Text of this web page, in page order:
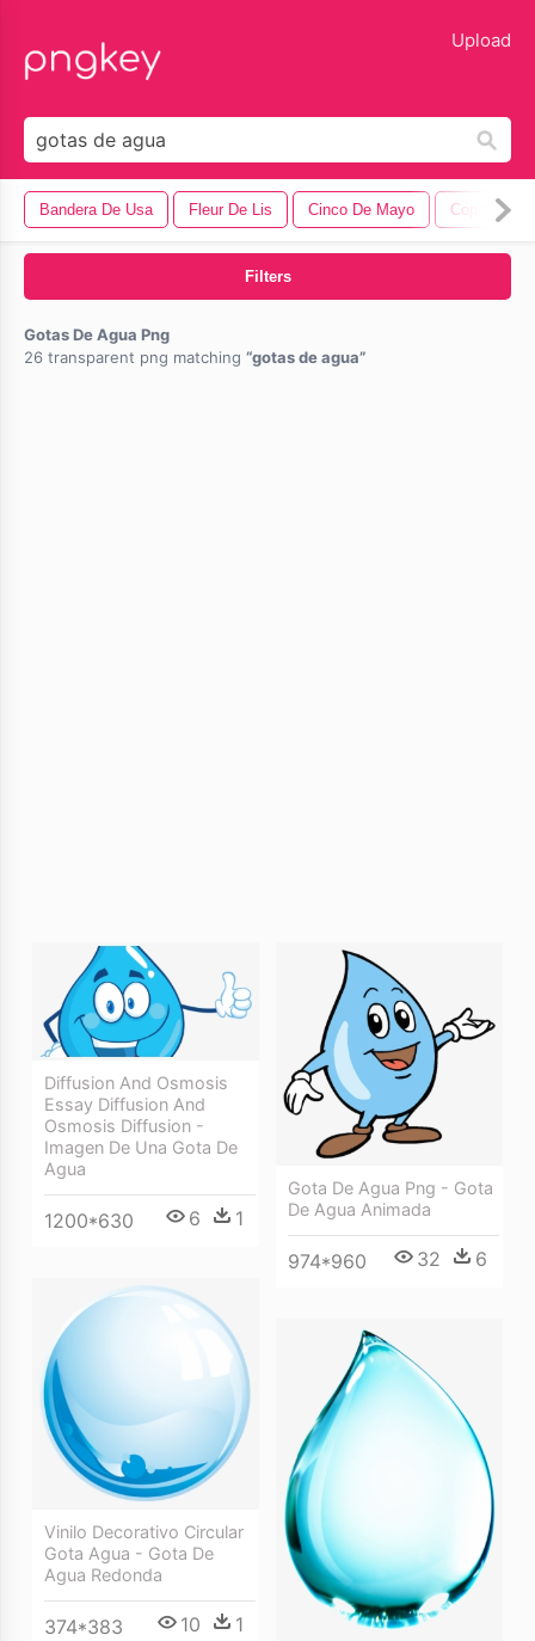
Upload
Bandera De Usa Fleur De Lis Cinco De Mayo Copo De
Filters
Gotas De Agua Png
26 transparent png matching
gotas de agua
Diffusion And Osmosis
Essay Diffusion And
Osmosis Diffusion -
Imagen De Una Gota De
Agua
1200*630 6 1
Gota De Agua Png - Gota
De Agua Animada
974*960 32 6
Vinilo Decorativo Circular
Gota Agua - Gota De
Agua Redonda
374*383 10 1